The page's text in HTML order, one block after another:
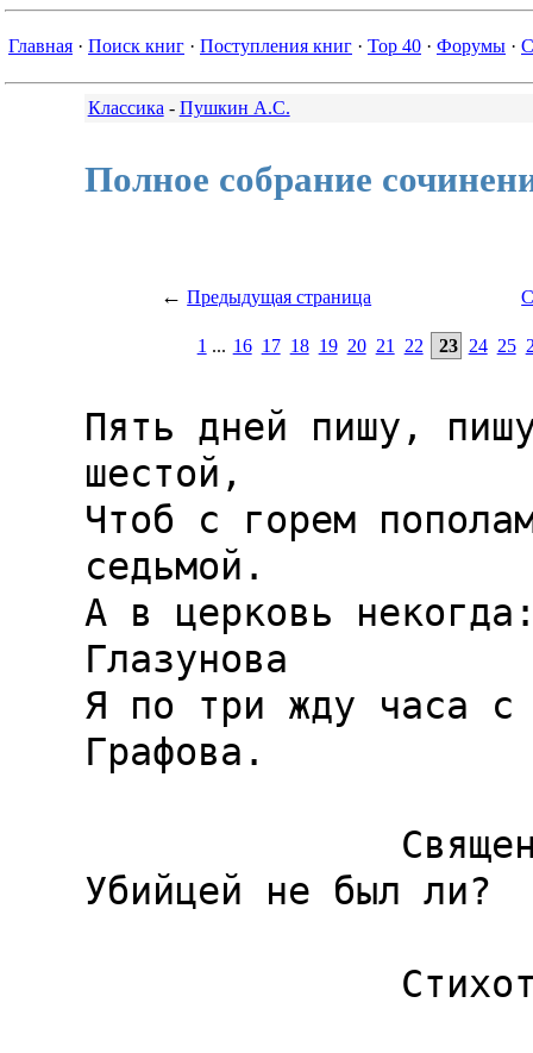
Главная · Поиск книг · Поступления книг · Top 40 · Форумы ·
Классика - Пушкин А.С.
Полное собрание
← Предыдущая страница
1 ... 16 17 18 19 20 21 22 23 24 25
Пять дней пишу,
шестой,
Чтоб с горем
седьмой.
А в церковь
Глазунова
Я по три жду часа с
Графова.
Убийцей не был ли?